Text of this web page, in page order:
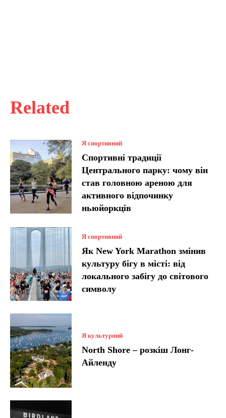
Related
Я спортивний
Спортивні традиції
Центрального парку: чому він
став головною ареною для
активного відпочинку
ньюйоркців
Я спортивний
Як New York Marathon змінив
культуру бігу в місті: від
локального забігу до світового
символу
Я культурний
North Shore – розкіш Лонг-
Айленду